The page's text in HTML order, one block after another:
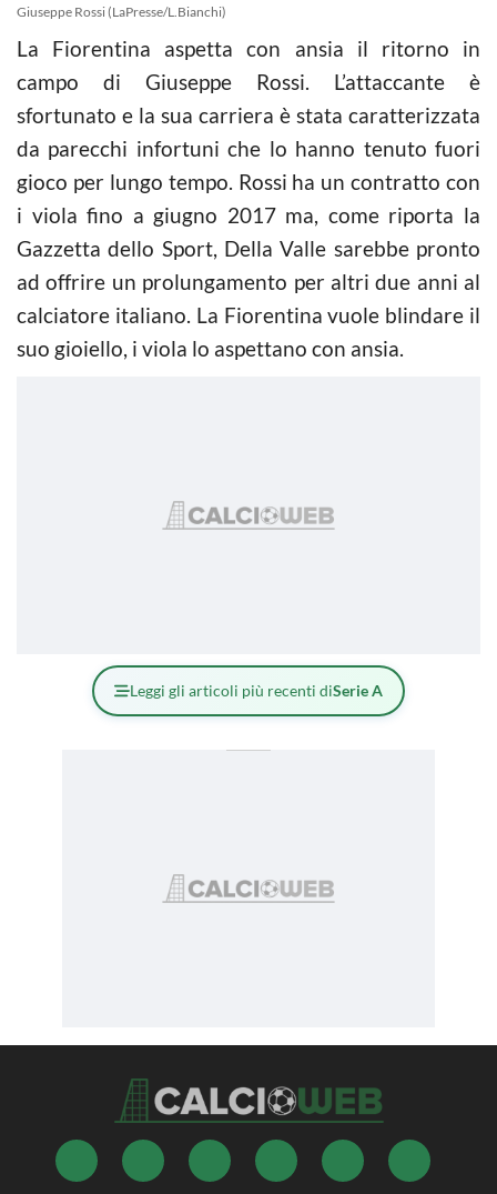
Giuseppe Rossi (LaPresse/L.Bianchi)
La Fiorentina aspetta con ansia il ritorno in
campo di Giuseppe Rossi. L’attaccante è
sfortunato e la sua carriera è stata caratterizzata
da parecchi infortuni che lo hanno tenuto fuori
gioco per lungo tempo. Rossi ha un contratto con
i viola fino a giugno 2017 ma, come riporta la
Gazzetta dello Sport, Della Valle sarebbe pronto
ad offrire un prolungamento per altri due anni al
calciatore italiano. La Fiorentina vuole blindare il
suo gioiello, i viola lo aspettano con ansia.
Leggi gli articoli più recenti diSerie A